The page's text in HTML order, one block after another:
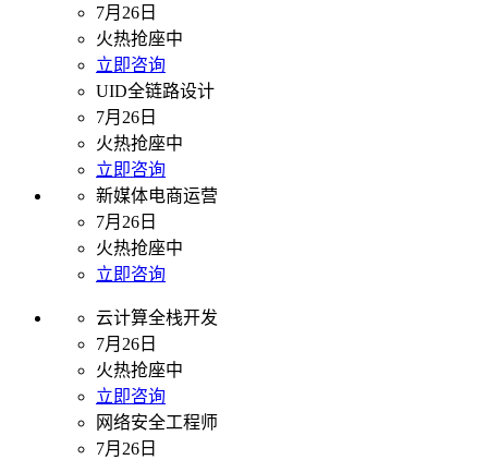
7月26日
火热抢座中
立即咨询
UID全链路设计
7月26日
火热抢座中
立即咨询
新媒体电商运营
7月26日
火热抢座中
立即咨询
云计算全栈开发
7月26日
火热抢座中
立即咨询
网络安全工程师
7月26日